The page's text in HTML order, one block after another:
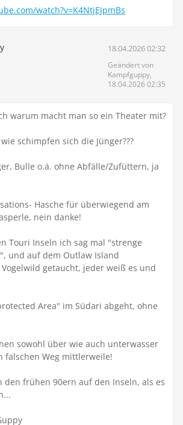
watch?v=K4NtjEJpmBs
18.04.2026 02:32
Geändert von
Kampfguppy,
18.04.2026 02:35
warum macht man so ein Theater mit?
schimpfen sich die Jünger???
Bulle o.ä. ohne Abfälle/Zufüttern, ja
Hasche für überwiegend am
nein danke!
Touri Inseln ich sag mal "strenge
und auf dem Outlaw Island
getaucht, jeder weiß es und
Area" im Südari abgeht, ohne
sowohl über wie auch unterwasser
falschen Weg mittlerweile!
den frühen 90ern auf den Inseln, als es